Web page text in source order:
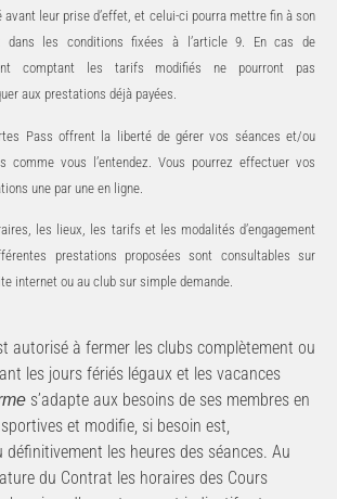
avant leur prise d’effet, et celui-ci pourra mettre fin à son
dans les conditions fixées à l’article 9. En cas de
comptant les tarifs modifiés ne pourront pas
aux prestations déjà payées.
Pass offrent la liberté de gérer vos séances et/ou
comme vous l’entendez. Vous pourrez effectuer vos
une par une en ligne.
les lieux, les tarifs et les modalités d’engagement
prestations proposées sont consultables sur
internet ou au club sur simple demande.
autorisé à fermer les clubs complètement ou
les jours fériés légaux et les vacances
s’adapte aux besoins de ses membres en
sportives et modifie, si besoin est,
les heures des séances. Au
du Contrat les horaires des Cours